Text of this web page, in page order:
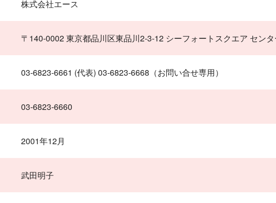
株式会社エース
〒140-0002 東京都品川区東品川2-3-12 シーフォートスクエア セン
03-6823-6661 (代表) 03-6823-6668（お問い合せ専用）
03-6823-6660
2001年12月
武田明子